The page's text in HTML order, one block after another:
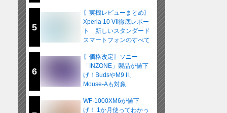
5
〖実機レビューまとめ〗
Xperia 10 VII徹底レポー
ト 新しいスタンダード
スマートフォンのすべて
6
〖価格改定〗ソニー
「INZONE」製品が値下
げ！BudsやM9 II、
Mouse-Aも対象
WF-1000XM6が値下
げ！ 1か月使ってわかっ